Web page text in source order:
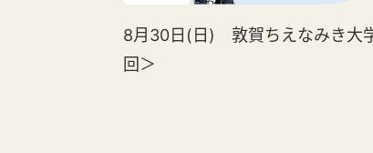
8月30日(日) 敦賀ちえなみき大
回＞